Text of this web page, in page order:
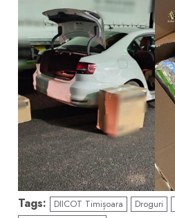
Tags: DIICOT Timișoara Droguri